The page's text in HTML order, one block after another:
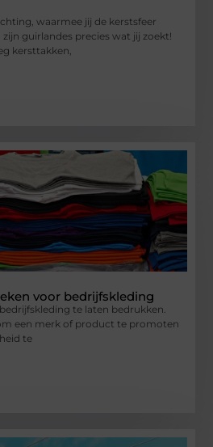
waarmee jij de kerstsfeer
guirlandes precies wat jij zoekt!
kersttakken,
voor bedrijfskleding
te laten bedrukken.
een merk of product te promoten
te